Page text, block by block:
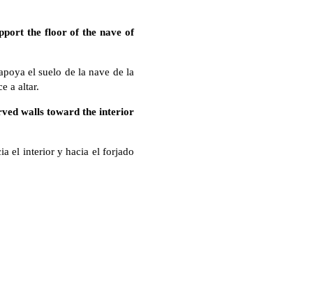
the floor of the nave of
el suelo de la nave de la
a altar.
walls toward the interior
el interior y hacia el forjado